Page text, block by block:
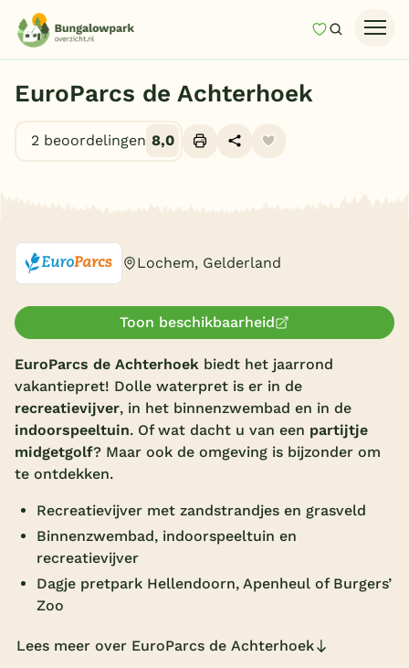
MijnZoeken
Last minutes
Top 12 aanbiedingen
Onze vakantiegidsen
Vakantieparken
Subtropisch zwembad
Overdekt zwembad
Indoor speeltuin
Alle populaire faciliteiten
Keuzehulp
EuroParcs de Achterhoek
2 beoordelingen 8,0
Lochem, Gelderland
Toon beschikbaarheid
EuroParcs de Achterhoek biedt het jaarrond
vakantiepret! Dolle waterpret is er in de
recreatievijver, in het binnenzwembad en in de
indoorspeeltuin. Of wat dacht u van een partijtje
midgetgolf? Maar ook de omgeving is bijzonder om
te ontdekken.
Recreatievijver met zandstrandjes en grasveld
Binnenzwembad, indoorspeeltuin en
recreatievijver
Dagje pretpark Hellendoorn, Apenheul of Burgers’
Zoo
Lees meer over EuroParcs de Achterhoek